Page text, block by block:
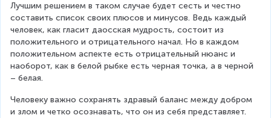
Лучшим решением в таком случае будет сесть и честно
составить список своих плюсов и минусов. Ведь каждый
человек, как гласит даосская мудрость, состоит из
положительного и отрицательного начал. Но в каждом
положительном аспекте есть отрицательный нюанс и
наоборот, как в белой рыбке есть черная точка, а в черной
– белая.
Человеку важно сохранять здравый баланс между добром
и злом и четко осознавать, что он из себя представляет.